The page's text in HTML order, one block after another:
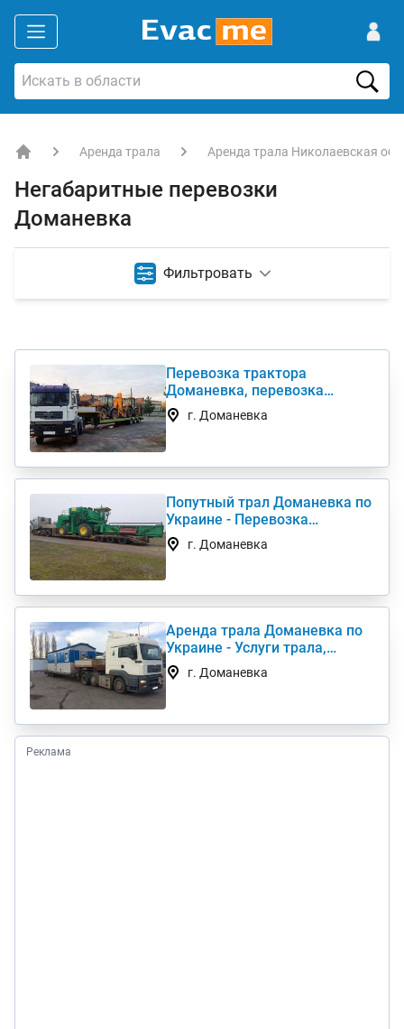
Аренда трала Аренда трала Николаевская
Негабаритные перевозки
Доманевка
Фильтровать
Перевозка трактора
Доманевка, перевозка
комбайна, перевезти
негабарит
г. Доманевка
Попутный трал Доманевка по
Украине - Перевозка
негабаритных грузов
г. Доманевка
Аренда трала Доманевка по
Украине - Услуги трала,
низкорамный трал
г. Доманевка
Реклама